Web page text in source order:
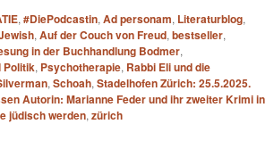
, #DiePodcastin, Ad personam, Literaturblog,
, Auf der Couch von Freud, bestseller,
in der Buchhandlung Bodmer,
Politik, Psychotherapie, Rabbi Eli und die
, Schoah, Stadelhofen Zürich: 25.5.2025.
Autorin: Marianne Feder und ihr zweiter Krimi in
jüdisch werden, zürich